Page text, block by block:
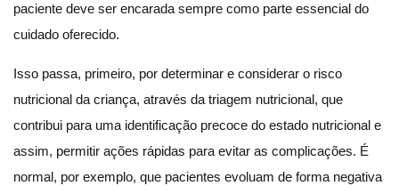
paciente deve ser encarada sempre como parte essencial do
cuidado oferecido.
Isso passa, primeiro, por determinar e considerar o risco
nutricional da criança, através da triagem nutricional, que
contribui para uma identificação precoce do estado nutricional e
assim, permitir ações rápidas para evitar as complicações. É
normal, por exemplo, que pacientes evoluam de forma negativa